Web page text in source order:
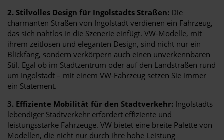
2. Stilvolles Design für Ingolstadts Straßen: Die
charmanten Straßen von Ingolstadt verdienen ein Fahrzeug,
das sich nahtlos in die Szenerie einfügt. VW-Modelle, mit
ihrem zeitlosen und eleganten Design, sind nicht nur ein
Blickfang, sondern verkörpern auch einen unverkennbaren
Stil. Egal ob im Stadtzentrum oder auf den Landstraßen rund
um Ingolstadt – mit einem VW-Fahrzeug setzen Sie immer
ein Statement.
3. Effiziente Mobilität für den Stadtverkehr: Ingolstadts
lebendiger Stadtverkehr erfordert effiziente und
leistungsstarke Fahrzeuge. VW bietet eine breite Palette von
Modellen, die nicht nur durch ihre hohe Leistung